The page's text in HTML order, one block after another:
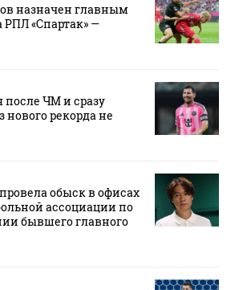
назначен главным
«Спартак» —
после ЧМ и сразу
нового рекорда не
обыск в офисах
ассоциации по
бывшего главного